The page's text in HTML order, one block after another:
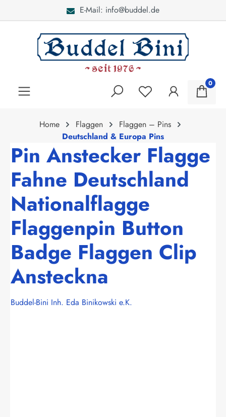
E-Mail: info@buddel.de
0
Home Flaggen
Flaggen – Pins
Deutschland & Europa Pins
Pin Anstecker Flagge
Fahne Deutschland
Nationalflagge
Flaggenpin Button
Badge Flaggen Clip
Ansteckna
Buddel-Bini Inh. Eda Binikowski e.K.